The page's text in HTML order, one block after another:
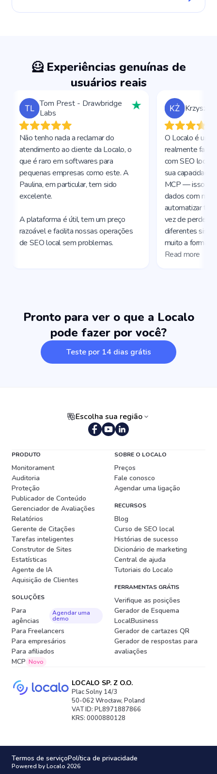
🦸 Experiências genuínas de
usuários reais
Pronto para ver o que a Localo
pode fazer por você?
Teste por 14 dias grátis
Escolha sua região
PRODUTO
Monitorament
Auditoria
Proteção
Publicador de Conteúdo
Gerenciador de Avaliações
Relatórios
Gerente de Citações
Tarefas inteligentes
Construtor de Sites
Estatísticas
Agente de IA
Aquisição de Clientes
SOLUÇÕES
Para
agências
Agendar uma
demo
Para Freelancers
Para empresários
Para afiliados
MCP Novo
SOBRE O LOCALO
Preços
Fale conosco
Agendar uma ligação
RECURSOS
Blog
Curso de SEO local
Histórias de sucesso
Dicionário de marketing
Central de ajuda
Tutoriais do Localo
FERRAMENTAS GRÁTIS
Verifique as posições
Gerador de Esquema
LocalBusiness
Gerador de cartazes QR
Gerador de respostas para
avaliações
LOCALO SP. Z O.O.
Plac Solny 14/3
50-062 Wrocław, Poland
VAT ID: PL8971887866
KRS: 0000880128
Termos de serviçoPolítica de privacidade
Powered by Localo 2026